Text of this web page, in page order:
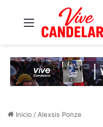
Inicio /Alexsis Ponze